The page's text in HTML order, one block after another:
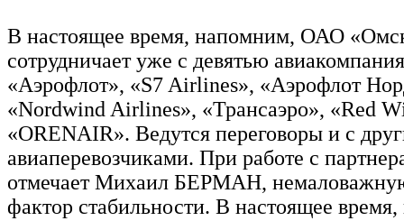
В настоящее время, напомним, ОАО
сотрудничает уже с девятью
«Аэрофлот», «S7 Airlines», «Аэрофлот
«Nordwind Airlines», «Трансаэро», «Red
«ORENAIR». Ведутся переговоры и с
авиаперевозчиками. При работе с
отмечает Михаил БЕРМАН,
фактор стабильности. В настоящее время,